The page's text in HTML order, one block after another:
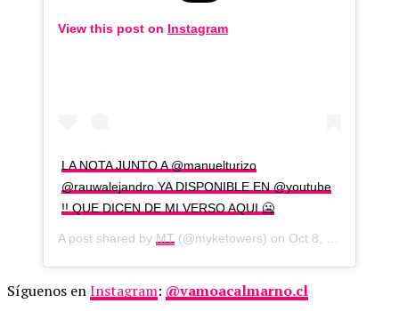
View this post on Instagram
LA NOTA JUNTO A @manuelturizo
@rauwalejandro YA DISPONIBLE EN @youtube
!! QUE DICEN DE MI VERSO AQUI 🥶
A post shared by MT (@myketowers) on Oct 8, 2020 at 5:23pm PDT
Síguenos enInstagram: @vamoacalmarno.cl